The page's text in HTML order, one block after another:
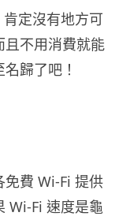
定沒有地方可
且不用消費就能
歸了吧！
免費 Wi-Fi 提供
Wi-Fi 速度是龜